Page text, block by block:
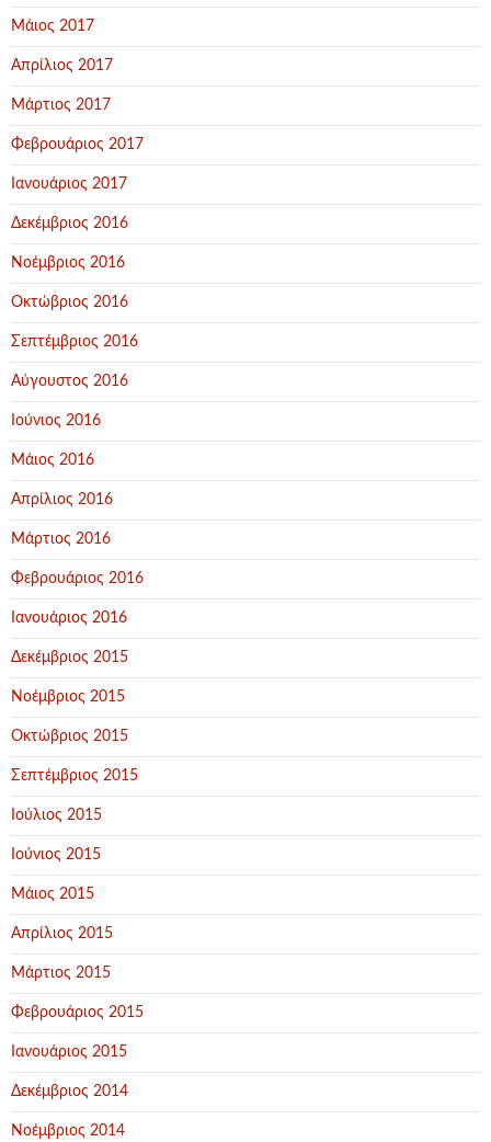
Μάιος 2017
Απρίλιος 2017
Μάρτιος 2017
Φεβρουάριος 2017
Ιανουάριος 2017
Δεκέμβριος 2016
Νοέμβριος 2016
Οκτώβριος 2016
Σεπτέμβριος 2016
Αύγουστος 2016
Ιούνιος 2016
Μάιος 2016
Απρίλιος 2016
Μάρτιος 2016
Φεβρουάριος 2016
Ιανουάριος 2016
Δεκέμβριος 2015
Νοέμβριος 2015
Οκτώβριος 2015
Σεπτέμβριος 2015
Ιούλιος 2015
Ιούνιος 2015
Μάιος 2015
Απρίλιος 2015
Μάρτιος 2015
Φεβρουάριος 2015
Ιανουάριος 2015
Δεκέμβριος 2014
Νοέμβριος 2014